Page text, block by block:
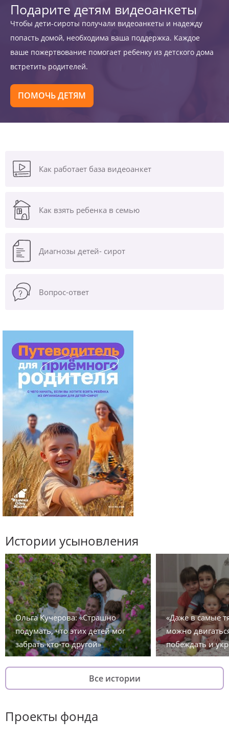
Подарите детям видеоанкеты
Чтобы дети-сироты получали видеоанкеты и надежду
попасть домой, необходима ваша поддержка. Каждое
ваше пожертвование помогает ребенку из детского дома
встретить родителей.
ПОМОЧЬ ДЕТЯМ
Как работает база видеоанкет
Как взять ребенка в семью
Диагнозы детей- сирот
Вопрос-ответ
Истории усыновления
Ольга Кучерова: «Страшно
подумать, что этих детей мог
забрать кто-то другой»
«Даже в самые
можно
побеждать и
Все истории
Проекты фонда